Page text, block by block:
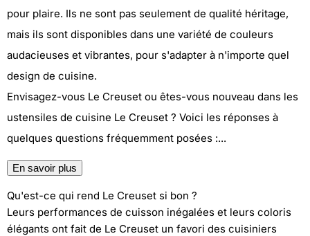
pour plaire. Ils ne sont pas seulement de qualité héritage,
mais ils sont disponibles dans une variété de couleurs
audacieuses et vibrantes, pour s'adapter à n'importe quel
design de cuisine.
Envisagez-vous Le Creuset ou êtes-vous nouveau dans les
ustensiles de cuisine Le Creuset ? Voici les réponses à
quelques questions fréquemment posées :...
En savoir plus
Qu'est-ce qui rend Le Creuset si bon ?
Leurs performances de cuisson inégalées et leurs coloris
élégants ont fait de Le Creuset un favori des cuisiniers